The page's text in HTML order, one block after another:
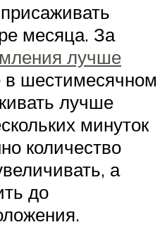
месяца. За
лучше
в шестимесячном
лучше
минуток
количество
а
до